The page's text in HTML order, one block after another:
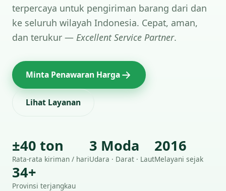
terpercaya untuk pengiriman barang dari dan
ke seluruh wilayah Indonesia. Cepat, aman,
dan terukur — Excellent Service Partner.
Minta Penawaran Harga
Lihat Layanan
±40 ton
Rata-rata kiriman / hari
3 Moda
Udara · Darat · Laut
2016
Melayani sejak
34+
Provinsi terjangkau